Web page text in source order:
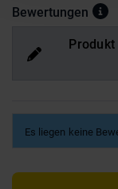
Bewertungen
Es liegen keine